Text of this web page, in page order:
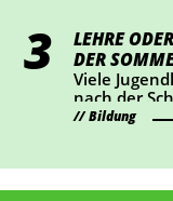
LEHRE
DER
Viele
nach der
ideal, um
Bildung